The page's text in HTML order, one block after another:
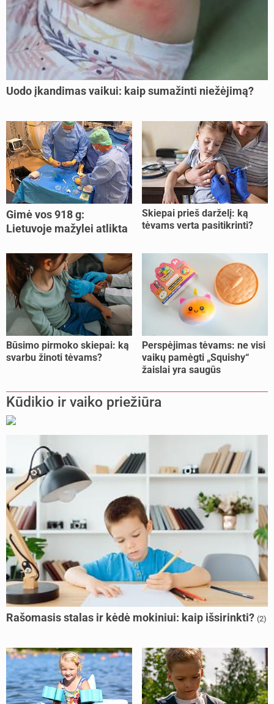
Uodo įkandimas vaikui: kaip sumažinti niežėjimą?
Gimė vos 918 g:
Lietuvoje mažylei atlikta
Skiepai prieš darželį: ką
tėvams verta pasitikrinti?
Būsimo pirmoko skiepai: ką
svarbu žinoti tėvams?
Perspėjimas tėvams: ne visi
vaikų pamėgti „Squishy“
žaislai yra saugūs
Kūdikio ir vaiko priežiūra
Rašomasis stalas ir kėdė mokiniui: kaip išsirinkti? (2)